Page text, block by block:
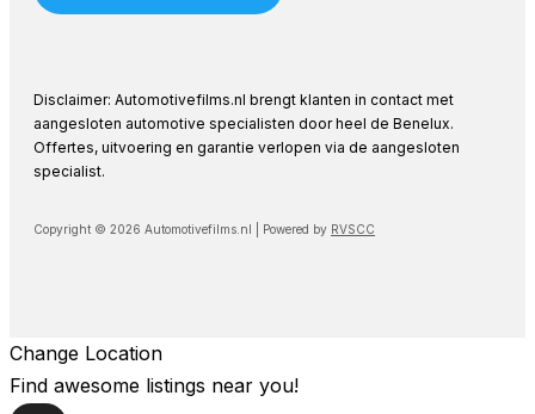
Disclaimer: Automotivefilms.nl brengt klanten in contact met
aangesloten automotive specialisten door heel de Benelux.
Offertes, uitvoering en garantie verlopen via de aangesloten
specialist.
Copyright © 2026 Automotivefilms.nl | Powered by RVSCC
Change Location
Find awesome listings near you!